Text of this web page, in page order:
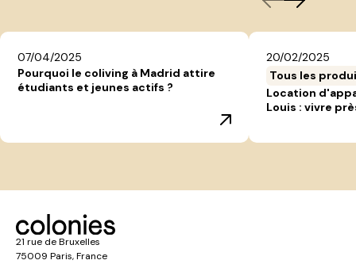
07/04/2025
Pourquoi le coliving à Madrid attire
étudiants et jeunes actifs ?
20/02/2025
Tous les
Location
Louis : vivre
21 rue de Bruxelles
75009 Paris, France